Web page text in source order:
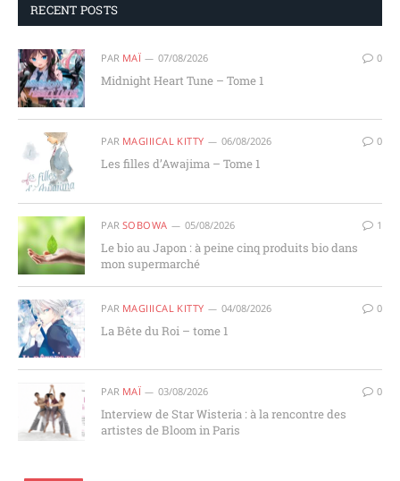
RECENT POSTS
PAR MAÏ 07/08/2026 0
Midnight Heart Tune – Tome 1
PAR MAGIIICAL KITTY 06/08/2026 0
Les filles d’Awajima – Tome 1
PAR SOBOWA 05/08/2026 1
Le bio au Japon : à peine cinq produits bio dans
mon supermarché
PAR MAGIIICAL KITTY 04/08/2026 0
La Bête du Roi – tome 1
PAR MAÏ 03/08/2026 0
Interview de Star Wisteria : à la rencontre des
artistes de Bloom in Paris